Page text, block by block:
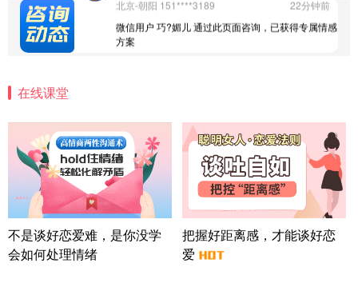
微信用户 巧?媚儿 通过此页面咨询，已获得专属情感
方案
上海-浦东 177****9074
方案
湖北-武汉 135****7410
41分钟前
微信用户 困困魚? 通过此页面咨询，已获得专属情感
方案
陕西-西安 139****6283
3分钟前
微信用户 喜欢下雨天^ 通过此页面咨询，已获得专属
情感方案
浙江-宁波 150****8921
在线课堂
不是谈好恋爱难，是你没学
会如何处理情绪
把握好距离感，才能谈好恋
爱